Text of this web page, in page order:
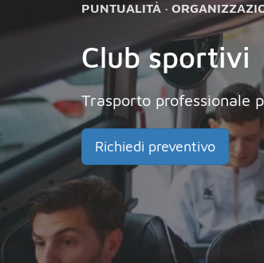
PUNTUALITÀ ·
Club sportivi
Trasporto professionale
Richiedi preventivo